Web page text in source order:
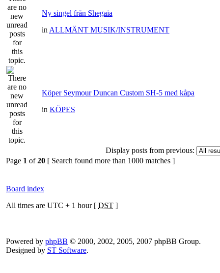
Ny singel från Shegaia
in ALLMÄNT MUSIK/INSTRUMENT
Köper Seymour Duncan Custom SH-5 med kåpa
in KÖPES
Display posts from previous:
Page 1 of20 [ Search found more than 1000 matches ]
Board index
All times are UTC + 1 hour [ DST ]
Powered by phpBB © 2000, 2002, 2005, 2007 phpBB Group.
Designed by ST Software.